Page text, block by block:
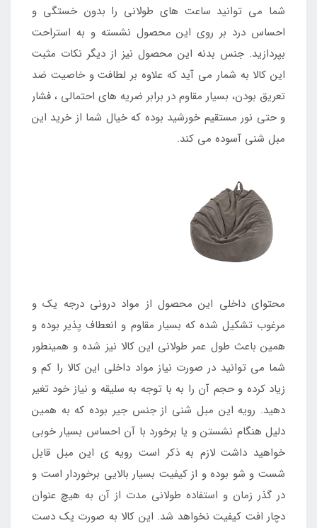
شما می توانید ساعت های طولانی را بدون خستگی و
احساس درد بر روی این محصول نشسته و به استراحت
بپردازید. جنس بدنه این محصول نیز از دیگر نکات مثبت
این کالا به شمار می آید که علاوه بر لطافت و خاصیت ضد
تعریق بودن، بسیار مقاوم در برابر ضریه های احتمالی ، فشار
و حتی نور مستقیم خورشید بوده که خیال شما از خرید این
مبل شنی آسوده می کند.
محتوای داخلی این محصول از مواد درونی درجه یک و
مرغوب تشکیل شده که بسیار مقاوم و انعطاف پذیر بوده و
همین باعث طول عمر طولانی این کالا نیز شده و همینطور
شما می توانید در صورت نیاز مواد داخلی این کالا را کم و
زیاد کرده و حجم آن را به با توجه به سلیقه و نیاز خود تغیر
دهید. رویه این مبل شنی از جنس جیر بوده که به همین
دلیل هنگام نشستن و یا برخورد با آن احساس بسیار خوبی
خواهید داشت لازم به ذکر است رویه ی این مبل قابل
شست و شو بوده و از کیفیت بسیار بالایی برخوردار است و
در گذر زمان و استفاده طولانی مدت از آن به هیچ عنوان
دچار افت کیفیت نخواهد شد. این کالا به صورت یک دست